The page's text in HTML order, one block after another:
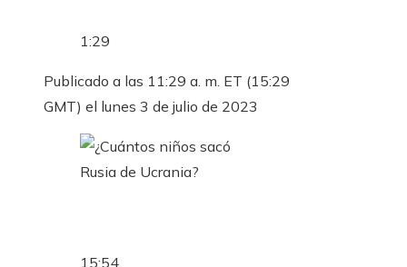
1:29
Publicado a las 11:29 a. m. ET (15:29
GMT) el lunes 3 de julio de 2023
15:54